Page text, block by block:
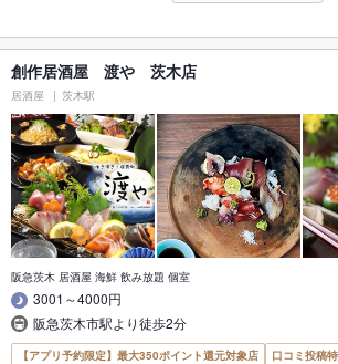
創作居酒屋 渡や 茨木店
居酒屋 茨木駅
阪急茨木 居酒屋 海鮮 飲み放題 個室
3001～4000円
阪急茨木市駅より徒歩2分
【アプリ予約限定】最大350ポイント還元対象店
口コミ投稿